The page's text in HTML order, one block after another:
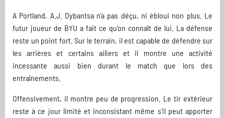
A Portland, A.J. Dybantsa n’a pas déçu, ni ébloui non plus. Le
futur joueur de BYU a fait ce qu’on connaît de lui. La défense
reste un point fort. Sur le terrain, il est capable de défendre sur
les arrières et certains ailiers et il montre une activité
incessante aussi bien durant le match que lors des
entraînements.
Offensivement, il montre peu de progression. Le tir extérieur
reste à ce jour limité et inconsistant même s’il peut apporter